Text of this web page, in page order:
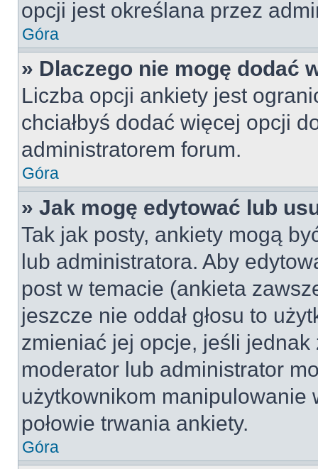
opcji jest określana przez
Góra
» Dlaczego nie mogę dodać
Liczba opcji ankiety jest
chciałbyś dodać więcej opcji
administratorem forum.
Góra
» Jak mogę edytować lub
Tak jak posty, ankiety mogą
lub administratora. Aby
post w temacie (ankieta
jeszcze nie oddał głosu to
zmieniać jej opcje, jeśli jednak
moderator lub administrator
użytkownikom manipulowanie
połowie trwania ankiety.
Góra